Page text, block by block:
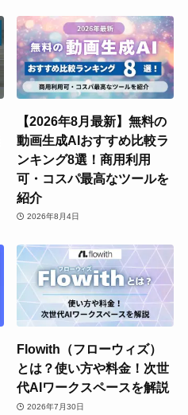
【2026年8月最新】無料の
動画生成AIおすすめ比較ラ
ンキング8選！商用利用
可・コスパ最高なツールを
紹介
2026年8月4日
Flowith（フローウィズ）
とは？使い方や料金！次世
代AIワークスペースを解説
2026年7月30日